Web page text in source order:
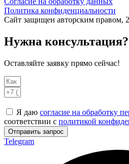
Политика конфиденциальности
Сайт защищен авторским правом,
Нужна консультация?
Оставляйте заявку прямо сейчас!
Я даю согласие на обработку
соответствии с политикой
Отправить запрос
Telegram